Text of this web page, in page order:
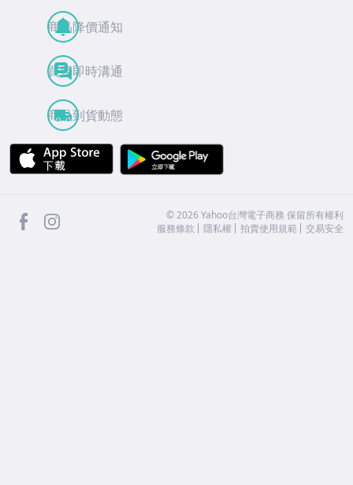
商品降價通知
買賣即時溝通
商品到貨動態
APP Store
facebook ©2026 Yahoo台灣電子商務 保留所有權利
服務條款
隱私權 拍賣使用規範 交易安全